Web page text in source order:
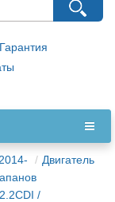
Гарантия
Двигатель
/